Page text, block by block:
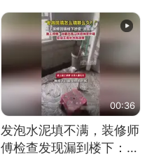
可以不要把我遣返回国”
00:36
发泡水泥填不满，装修师
傅检查发现漏到楼下：出